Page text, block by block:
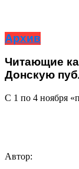
Архив
Читающие
Донскую
С 1 по 4 ноября
Автор: